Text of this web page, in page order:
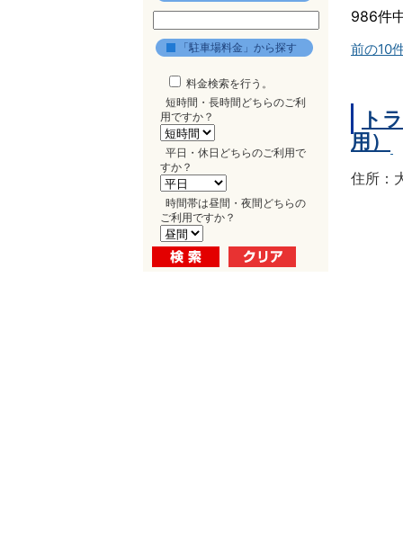
「駐車場料金」から探す
料金検索を行う。
短時間・長時間どちらのご利
用ですか？
平日・休日どちらのご利用で
すか？
時間帯は昼間・夜間どちらの
ご利用ですか？
986件
前の10
ト
用）
住所：